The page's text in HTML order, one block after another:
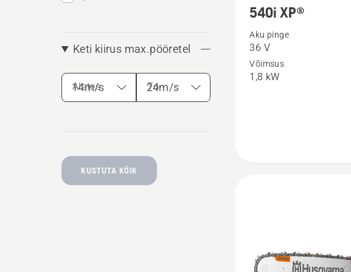
Keti kiirus max.pööretel
Alates To
KUSTUTA KÕIK
rohkem
üksikasju
toote
540i
XP®
540i XP®
Aku pinge
36 V
Võimsus
1,8 kW